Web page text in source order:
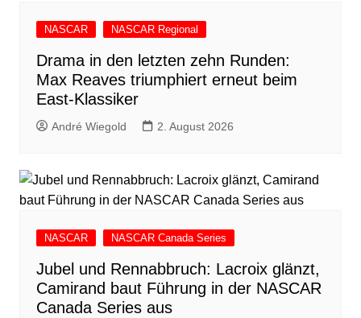
NASCAR NASCAR Regional
Drama in den letzten zehn Runden:
Max Reaves triumphiert erneut beim
East-Klassiker
André Wiegold 2. August 2026
NASCAR NASCAR Canada Series
Jubel und Rennabbruch: Lacroix glänzt,
Camirand baut Führung in der NASCAR
Canada Series aus